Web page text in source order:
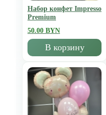
Набор конфет Impresso
Premium
50.00 BYN
В корзину